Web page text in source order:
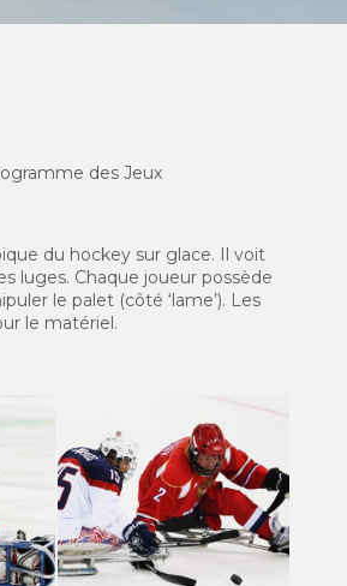
des Jeux
du hockey sur glace. Il voit
luges. Chaque joueur possède
le palet (côté ‘lame’). Les
le matériel.